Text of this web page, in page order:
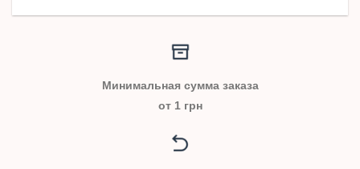
Минимальная сумма заказа
от 1 грн